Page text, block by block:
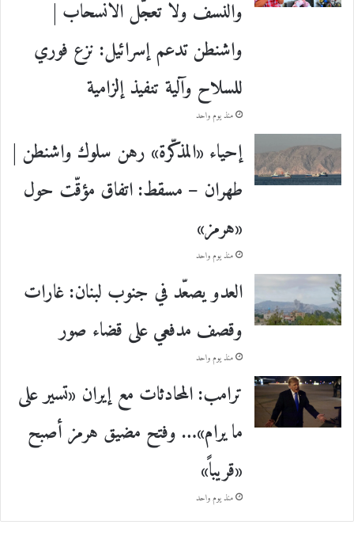
والنسف ولا تعجّل الانسحاب |
واشنطن تدعم إسرائيل: نزع فوري
للسلاح وآلية تنفيذ إلزامية
منذ يوم واحد
إحياء «المذكّرة» رهن سلوك واشنطن |
طهران – مسقط: اتفاق مؤقّت حول
«هرمز»
منذ يوم واحد
العدو يصعّد في جنوب لبنان: غارات
وقصف مدفعي على قضاء صور
منذ يوم واحد
ترامب: المحادثات مع إيران «تسير على
ما يرام»… وفتح مضيق هرمز أصبح
«قريباً»
منذ يوم واحد